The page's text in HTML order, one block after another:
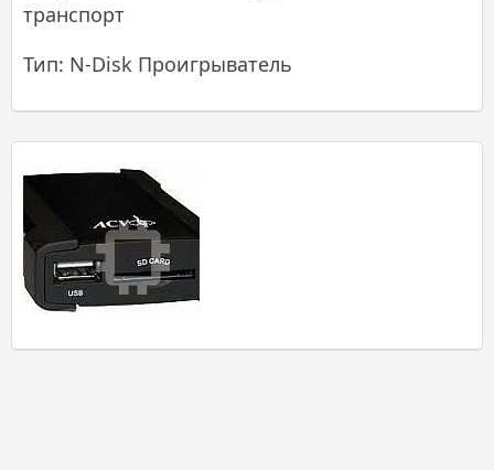
транспорт
Тип: N-Disk Проигрыватель